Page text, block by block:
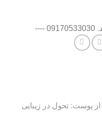
بدون واسطه از بندر گناوه خرید کنید. 09170533030 ----
پوست: تحول در زیبایی